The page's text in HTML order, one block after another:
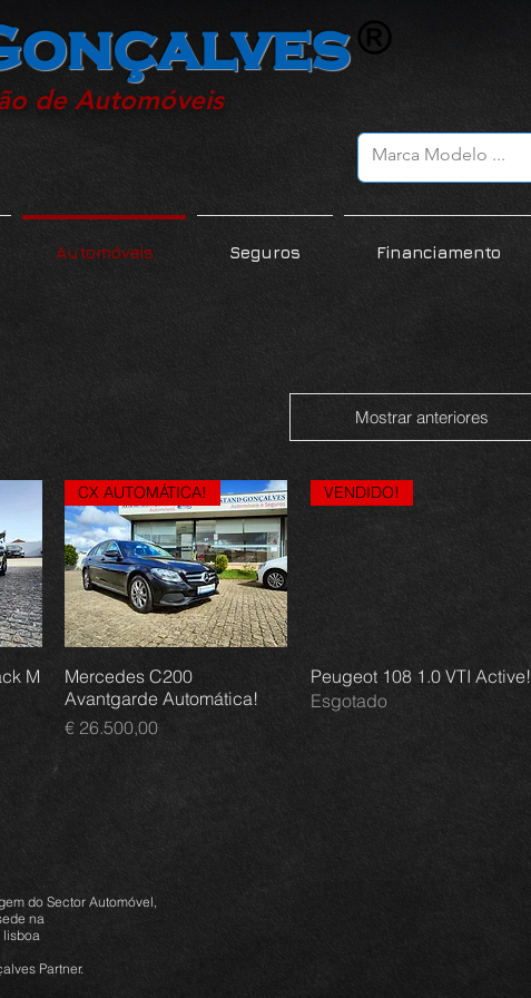
de Automóveis
Automóveis Seguros Financiamento
Mostrar anteriores
M
CX AUTOMÁTICA!
Mercedes C200
Avantgarde Automática!
Preço
€ 26.500,00
VENDIDO!
Peugeot 108 1.0 VTI Active!
Esgotado
do Sector Automóvel,
na
lisboa
Partner.